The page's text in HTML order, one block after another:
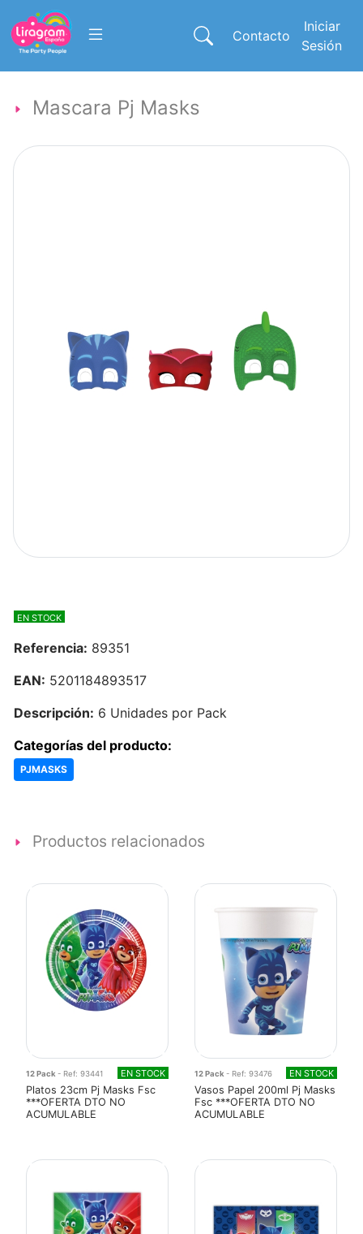
Contacto
Iniciar
Sesión
Mascara Pj Masks
EN STOCK
Referencia: 89351
EAN: 5201184893517
Descripción: 6 Unidades por Pack
Categorías del producto:
PJMASKS
Productos relacionados
12 Pack - Ref: 93441 EN STOCK
Platos 23cm Pj Masks Fsc
***OFERTA DTO NO
ACUMULABLE
12 Pack - Ref: 93476 EN STOCK
Vasos Papel 200ml Pj Masks
Fsc ***OFERTA DTO NO
ACUMULABLE